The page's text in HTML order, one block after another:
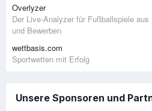
Overlyzer
Der Live-Analyzer für Fußballspiele
und Bewerben
wettbasis.com
Sportwetten mit Erfolg
Unsere Sponsoren und